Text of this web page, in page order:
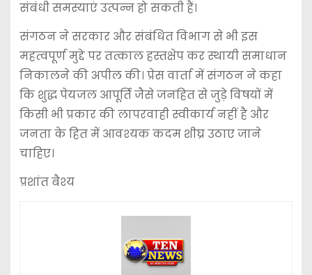
संबंधी समस्याएं उत्पन्न हो सकती हैं।
संगठन ने सरकार और संबंधित विभाग से भी इस
महत्वपूर्ण मुद्दे पर तत्काल हस्तक्षेप कर स्थायी समाधान
निकालने की अपील की। प्रेस वार्ता में संगठन ने कहा
कि शुद्ध पेयजल आपूर्ति जैसे जनहित से जुड़े विषयों में
किसी भी प्रकार की लापरवाही स्वीकार्य नहीं है और
जनता के हित में आवश्यक कदम शीघ्र उठाए जाने
चाहिए।
प्रशांत बैश्य